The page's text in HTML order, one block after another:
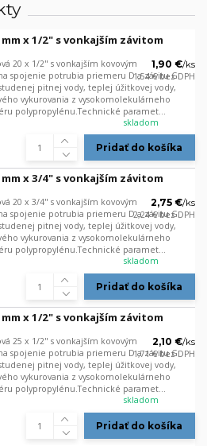
mm x 1/2" s vonkajším závitom
20 x 1/2" s vonkajším kovovým
spojenie potrubia priemeru D a závitu G.
pitnej vody, teplej úžitkovej vody,
vykurovania z vysokomolekulárneho
polypropylénu.Technické paramet...
1,90 €/ks
1,54 €bez DPH
skladom
Pridať do košíka
mm x 3/4" s vonkajším závitom
20 x 3/4" s vonkajším kovovým
spojenie potrubia priemeru D a závitu G.
pitnej vody, teplej úžitkovej vody,
vykurovania z vysokomolekulárneho
polypropylénu.Technické paramet...
2,75 €/ks
2,24 €bez DPH
skladom
Pridať do košíka
mm x 1/2" s vonkajším závitom
25 x 1/2" s vonkajším kovovým
spojenie potrubia priemeru D a závitu G.
pitnej vody, teplej úžitkovej vody,
vykurovania z vysokomolekulárneho
polypropylénu.Technické paramet...
2,10 €/ks
1,71 €bez DPH
skladom
Pridať do košíka